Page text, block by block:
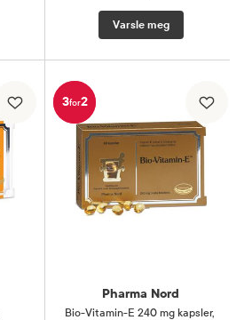
Varsle meg
3for2
Pharma Nord
Bio-Vitamin-E 240 mg kapsler,